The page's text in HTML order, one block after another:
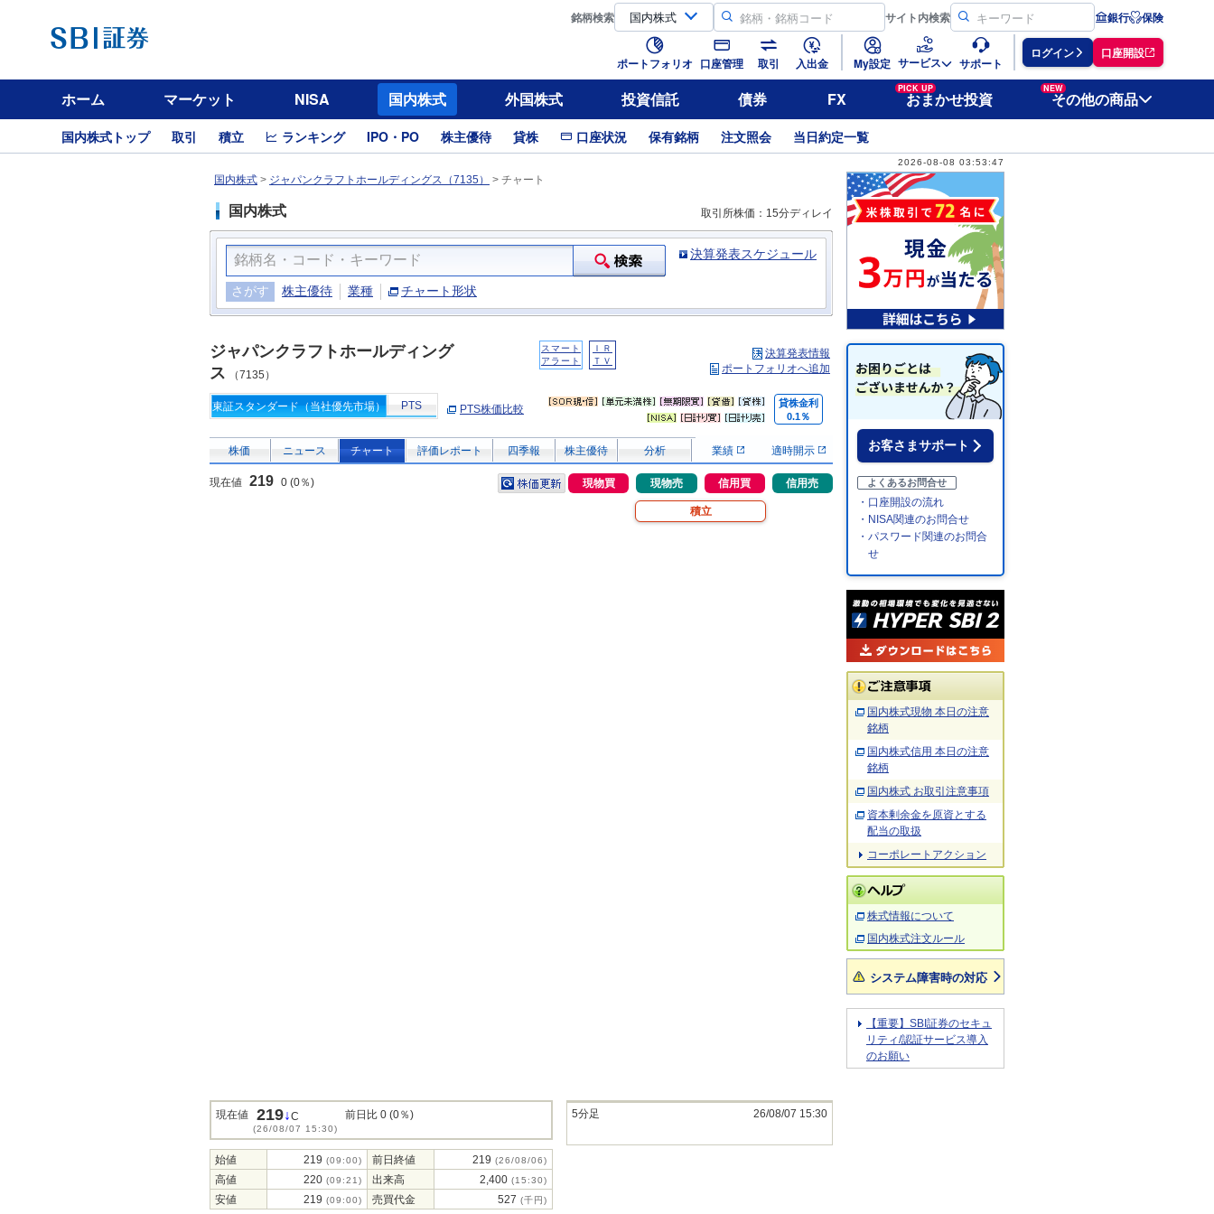
銘柄検索 サイト内検索 銀行 保険
ポートフォリオ 口座管理 取引 入出金 My設定 サービス サポート
ログイン 口座開設
ホーム マーケット NISA 国内株式 外国株式 投資信託 債券 FX
PICK UP
おまかせ投資
NEW
その他の商品
国内株式トップ 取引 積立 ランキング IPO・PO 株主優待 貸株 口座状況 保有銘柄 注文照会 当日約定一覧
2026-08-08 03:53:47
国内株式 > ジャパンクラフトホールディングス（7135） > チャート
国内株式 取引所株価：15分ディレイ
決算発表スケジュール
さがす 株主優待 業種 チャート形状
ジャパンクラフトホールディング
ス （7135）
スマート
アラート
ＩＲ
ＴＶ
決算発表情報
ポートフォリオへ追加
東証スタンダード（当社優先市場） PTS PTS株価比較
貸株金利
0.1％
株価 ニュース チャート 評価レポート 四季報 株主優待 分析 業績 適時開示
現在値 219 0 (0％) 現物買 現物売 信用買 信用売
積立
現在値 219↓C
(26/08/07 15:30)
前日比 0 (0％)
始値 219 (09:00) 前日終値 219 (26/08/06)
高値 220 (09:21) 出来高 2,400 (15:30)
安値 219 (09:00) 売買代金 527 (千円)
5分足 26/08/07 15:30
お客さまサポート
よくあるお問合せ
・口座開設の流れ
・NISA関連のお問合せ
・パスワード関連のお問合
せ
国内株式現物 本日の注意
銘柄
国内株式信用 本日の注意
銘柄
国内株式 お取引注意事項
資本剰余金を原資とする
配当の取扱
コーポレートアクション
株式情報について
国内株式注文ルール
システム障害時の対応
【重要】SBI証券のセキュ
リティ/認証サービス導入
のお願い